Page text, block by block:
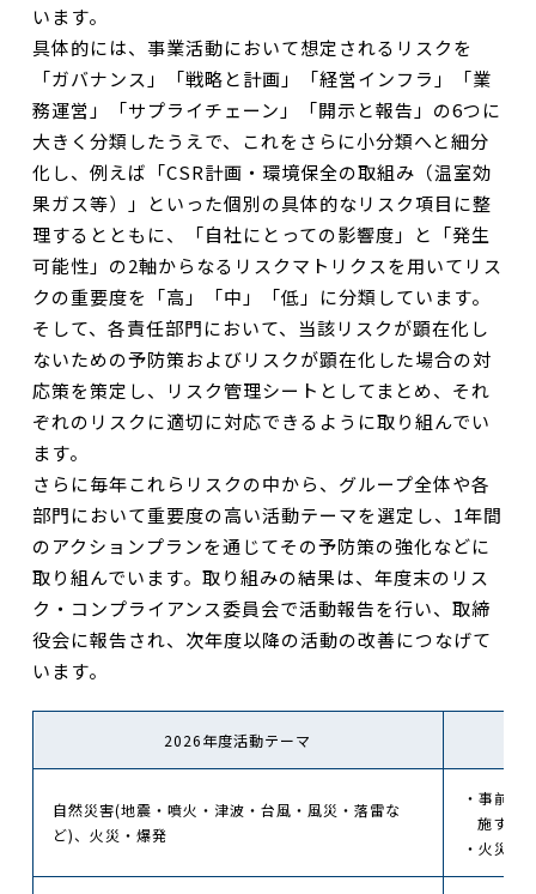
います。
具体的には、事業活動において想定されるリスクを
「ガバナンス」「戦略と計画」「経営インフラ」「業
務運営」「サプライチェーン」「開示と報告」の6つに
大きく分類したうえで、これをさらに小分類へと細分
化し、例えば「CSR計画・環境保全の取組み（温室効
果ガス等）」といった個別の具体的なリスク項目に整
理するとともに、「自社にとっての影響度」と「発生
可能性」の2軸からなるリスクマトリクスを用いてリス
クの重要度を「高」「中」「低」に分類しています。
そして、各責任部門において、当該リスクが顕在化し
ないための予防策およびリスクが顕在化した場合の対
応策を策定し、リスク管理シートとしてまとめ、それ
ぞれのリスクに適切に対応できるように取り組んでい
ます。
さらに毎年これらリスクの中から、グループ全体や各
部門において重要度の高い活動テーマを選定し、1年間
のアクションプランを通じてその予防策の強化などに
取り組んでいます。取り組みの結果は、年度末のリス
ク・コンプライアンス委員会で活動報告を行い、取締
役会に報告され、次年度以降の活動の改善につなげて
います。
2026年度活動テーマ
自然災害(地震・噴火・津波・台風・風災・落雷な
ど)、火災・爆発
・事前予
施する
・火災・